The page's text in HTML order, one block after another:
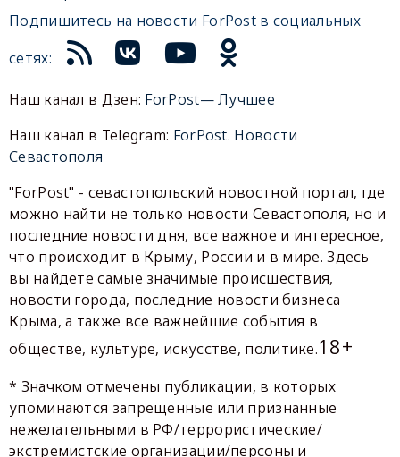
Подпишитесь на новости ForPost в социальных
сетях:
Наш канал в Дзен: ForPost— Лучшее
Наш канал в Telegram: ForPost. Новости
Севастополя
"ForPost" - севастопольский новостной портал, где
можно найти не только новости Севастополя, но и
последние новости дня, все важное и интересное,
что происходит в Крыму, России и в мире. Здесь
вы найдете самые значимые происшествия,
новости города, последние новости бизнеса
Крыма, а также все важнейшие события в
обществе, культуре, искусстве, политике.18+
* Значком отмечены публикации, в которых
упоминаются запрещенные или признанные
нежелательными в РФ/террористические/
экстремистские организации/персоны и